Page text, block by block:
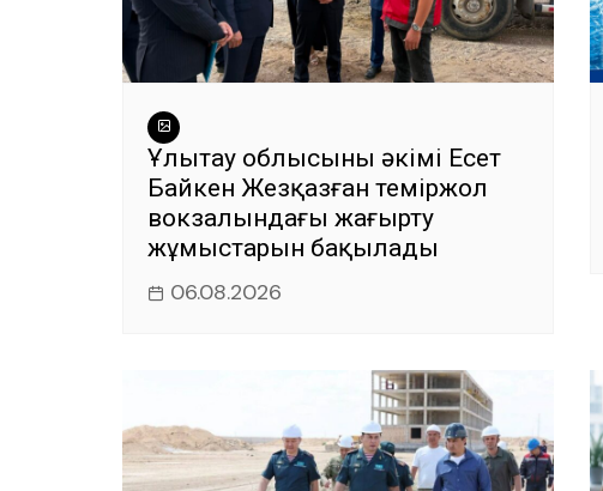
Ұлытау облысының әкімі Есет
Байкен Жезқазған теміржол
вокзалындағы жаңғырту
жұмыстарын бақылады
06.08.2026